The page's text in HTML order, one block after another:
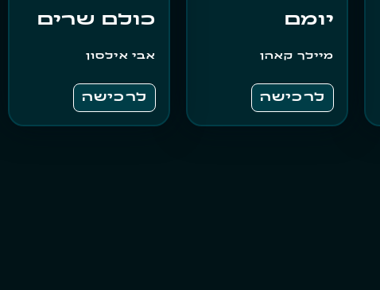
יומם
מיילך קאהן
לרכישה
כולם שרים
אבי אילסון
לרכישה